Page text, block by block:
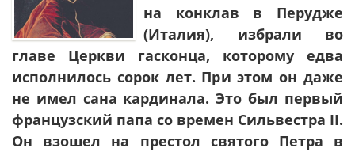
на конклав в Перудже
(Италия), избрали во
главе Церкви гасконца, которому едва
исполнилось сорок лет. При этом он даже
не имел сана кардинала. Это был первый
французский папа со времен Сильвестра II.
Он взошел на престол святого Петра в